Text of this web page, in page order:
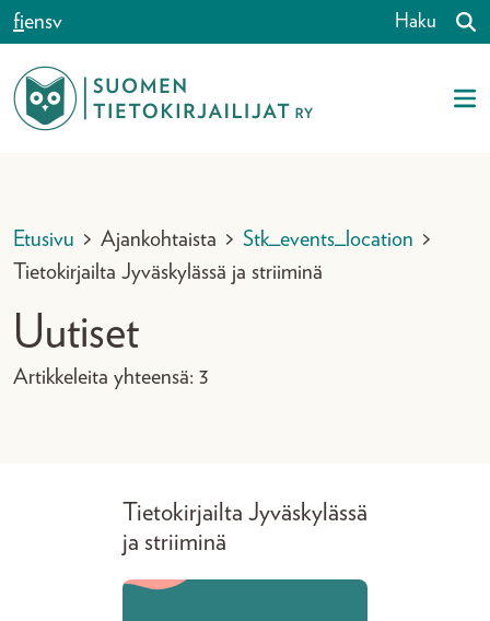
Siirry sisältöön
fiensv Haku
Etusivu > Ajankohtaista > Stk_events_location >
Tietokirjailta Jyväskylässä ja striiminä
Uutiset
Artikkeleita yhteensä: 3
Tietokirjailta Jyväskylässä
ja striiminä